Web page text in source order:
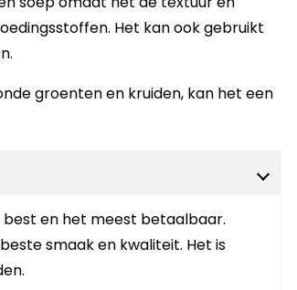
Het kan ook gebruikt
groenten en kruiden, kan het een
best en het meest betaalbaar.
smaak en kwaliteit. Het is